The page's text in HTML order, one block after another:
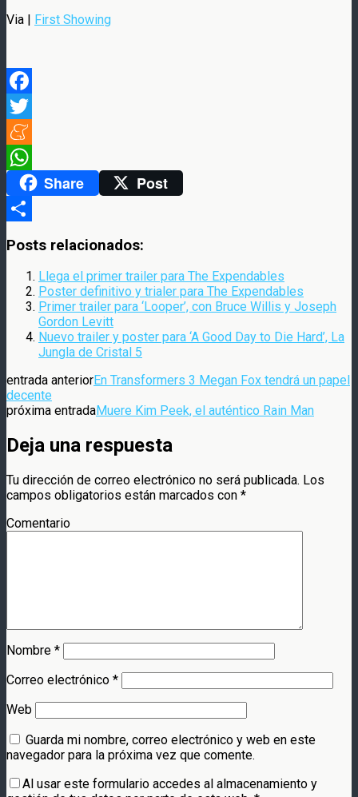
Via | First Showing
Facebook
Twitter
Meneame
WhatsAppShare Post
Posts relacionados:
Llega el primer trailer para The Expendables
Poster definitivo y trialer para The Expendables
Primer trailer para ‘Looper’, con Bruce Willis y Joseph
Gordon Levitt
Nuevo trailer y poster para ‘A Good Day to Die Hard’, La
Jungla de Cristal 5
entrada anteriorEn Transformers 3 Megan Fox tendrá un papel
decente
próxima entradaMuere Kim Peek, el auténtico Rain Man
Deja una respuesta
Tu dirección de correo electrónico no será publicada. Los
campos obligatorios están marcados con *
Comentario
Nombre *
Correo electrónico *
Web
Guarda mi nombre, correo electrónico y web en este
navegador para la próxima vez que comente.
Al usar este formulario accedes al almacenamiento y